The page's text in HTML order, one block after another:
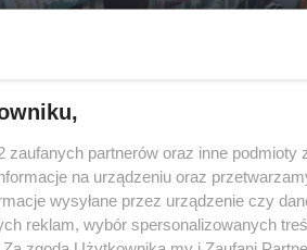
zaufanych partnerów oraz inne
na urządzeniu oraz
wysyłane przez urządzenie czy
reklam, wybór spersonalizowanych